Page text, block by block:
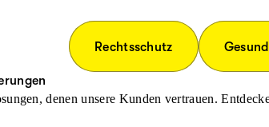
Rechtsschutz
denen unsere Kunden vertrauen.